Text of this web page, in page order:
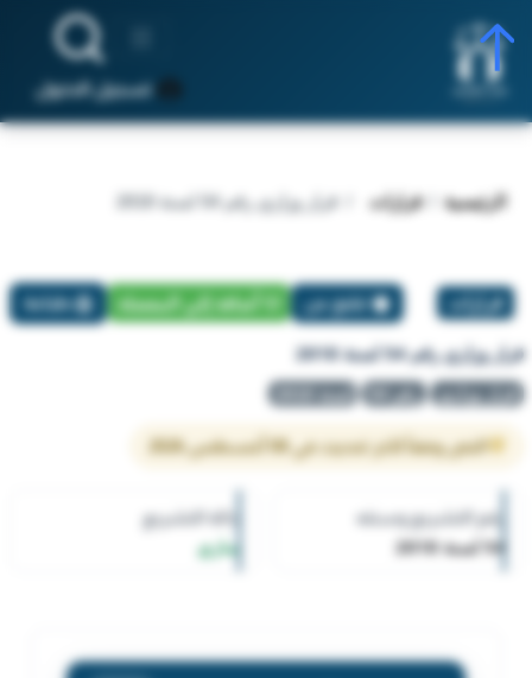
تسجيل الدخول
الرئيسية قرارات قرار وزاري رقم 54 لسنة 2018
قرارات تبليغ عن أضافة إلي المفضلة طباعة
قرار وزاري رقم 54 لسنة 2018
قرار وزاري رقم 54 لسنة 2018
النص وفقاً لآخر تحديث في 08 أغسطس 2026
رقم التشريع وسنته
54 لسنة 2018
حالة التشريع
ساري